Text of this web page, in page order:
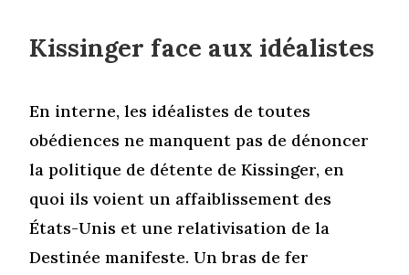
Kissinger face aux idéalistes
En interne, les idéalistes de toutes
obédiences ne manquent pas de dénoncer
la politique de détente de Kissinger, en
quoi ils voient un affaiblissement des
États-Unis et une relativisation de la
Destinée manifeste. Un bras de fer